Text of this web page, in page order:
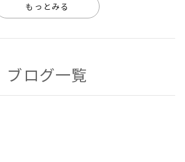
もっとみる
ブログ一覧